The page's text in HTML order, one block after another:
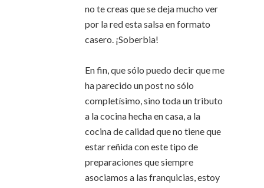
no te creas que se deja mucho ver
por la red esta salsa en formato
casero. ¡Soberbia!
En fin, que sólo puedo decir que me
ha parecido un post no sólo
completísimo, sino toda un tributo
a la cocina hecha en casa, a la
cocina de calidad que no tiene que
estar reñida con este tipo de
preparaciones que siempre
asociamos a las franquicias, estoy